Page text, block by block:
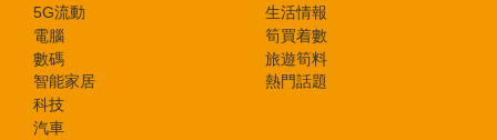
5G流動
電腦
數碼
智能家居
科技
汽車
生活情報
筍買着數
旅遊筍料
熱門話題